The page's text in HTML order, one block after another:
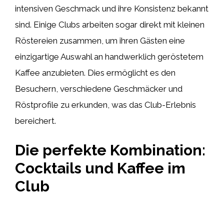
intensiven Geschmack und ihre Konsistenz bekannt
sind. Einige Clubs arbeiten sogar direkt mit kleinen
Röstereien zusammen, um ihren Gästen eine
einzigartige Auswahl an handwerklich geröstetem
Kaffee anzubieten. Dies ermöglicht es den
Besuchern, verschiedene Geschmäcker und
Röstprofile zu erkunden, was das Club-Erlebnis
bereichert.
Die perfekte Kombination:
Cocktails und Kaffee im
Club